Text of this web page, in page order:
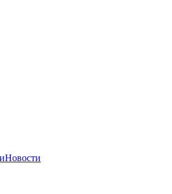
Новости